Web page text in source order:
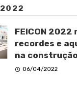
2022
FEICON
recordes e
na
06/04/2022